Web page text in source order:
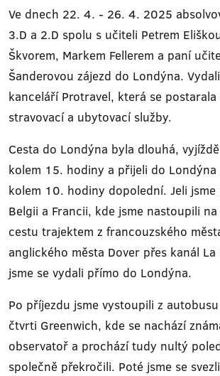
Ve dnech 22. 4. - 26. 4. 2025
3.D a 2.D spolu s učiteli Petrem
Škvorem, Markem Fellerem a paní
Šanderovou zájezd do Londýna.
kanceláří Protravel, která se
stravovací a ubytovací služby.
Cesta do Londýna byla dlouhá,
kolem 15. hodiny a přijeli do
kolem 10. hodiny dopolední. Jeli jsme
Belgii a Francii, kde jsme nastoupili
cestu trajektem z francouzského
anglického města Dover přes kanál
jsme se vydali přímo do Londýna.
Po příjezdu jsme vystoupili z
čtvrti Greenwich, kde se nachází
observatoř a prochází tudy nultý
společně překročili. Poté jsme se